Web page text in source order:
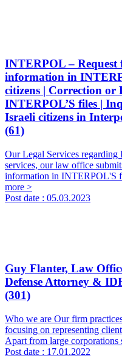
INTERPOL – Request
information in
citizens | Correction or
INTERPOL’S files |
Israeli citizens in
(61)
Our Legal Services
services, our law office
information in INTERPOL'S
more >
Post date : 05.03.2023
Guy Flanter, Law
Defense Attorney &
(301)
Who we are Our firm
focusing on representing
Apart from large corporations
Post date : 17.01.2022